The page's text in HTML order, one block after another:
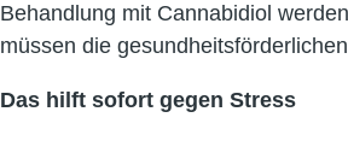
Behandlung mit Cannabidiol
müssen die
Das hilft sofort gegen Stress